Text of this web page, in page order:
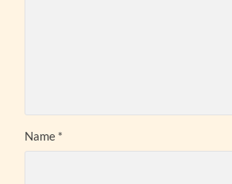
Name *